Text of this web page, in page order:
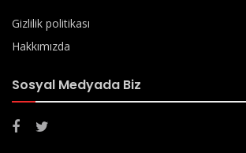
Gizlilik politikası
Hakkımızda
Sosyal Medyada Biz